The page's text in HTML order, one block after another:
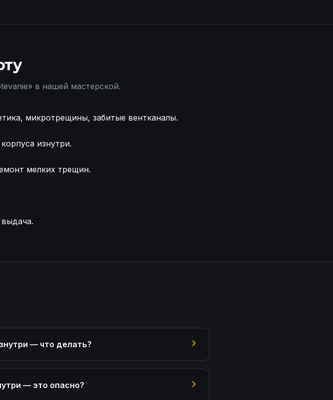
» в нашей мастерской.
микротрещины, забитые вентканалы.
изнутри.
мелких трещин.
— что делать?
— это опасно?